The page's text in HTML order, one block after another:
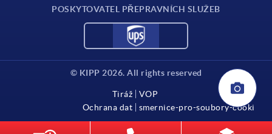
POSKYTOVATEL PŘEPRAVNÍCH SLUŽEB
© KIPP 2026. All rights reserved
Tiráž
VOP
Ochrana dat
smernice-pro-soubory-cooki